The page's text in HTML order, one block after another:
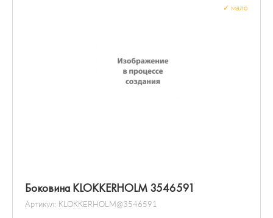
Боковина KLOKKERHOLM 3546591
Артикул: KLOKKERHOLM@3546591
мало